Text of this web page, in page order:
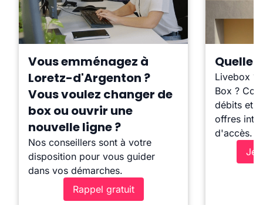
Vous emménagez à
Loretz-d'Argenton ?
Vous voulez changer de
box ou ouvrir une
nouvelle ligne ?
Nos conseillers sont à votre
disposition pour vous guider
dans vos démarches.
Rappel gratuit
Quelle
Livebox ?
Box ?
débits et
offres
d'accès.
Je